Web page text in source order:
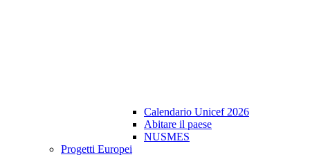
Calendario Unicef 2026
Abitare il paese
NUSMES
Progetti Europei